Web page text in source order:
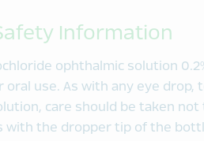
Information
ophthalmic solution
oral use. As with any eye
care should be taken
with the dropper tip of the